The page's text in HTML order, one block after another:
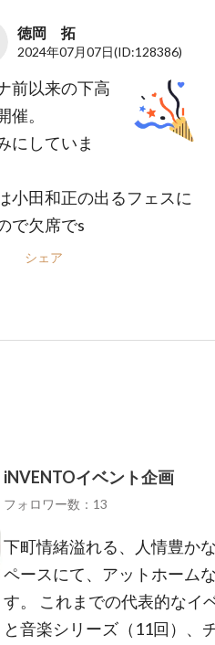
徳岡 拓
2024年07月07日(ID:128386)
前以来の下高
催。
にしていま
小田和正の出るフェスに
で欠席でs
シェア
iNVENTOイベント企画
フォロワー数：13
下町情緒溢れる、人情豊か
ペースにて、アットホーム
す。 これまでの代表的なイ
と音楽シリーズ（11回）、